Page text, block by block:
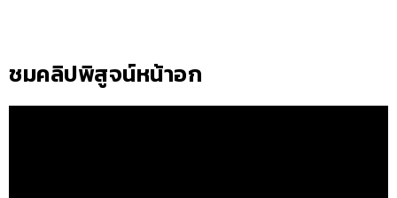
ชมคลิปพิสูจน์หน้าอก